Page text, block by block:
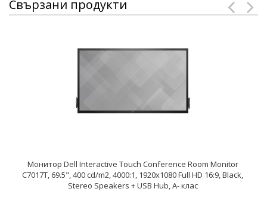
Свързани продукти
Монитор Dell Interactive Touch Conference Room Monitor
C7017T, 69.5", 400 cd/m2, 4000:1, 1920x1080 Full HD 16:9, Black,
Stereo Speakers + USB Hub, A- клас